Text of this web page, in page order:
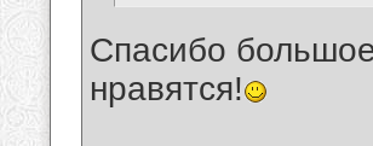
Спасибо
нравятся!